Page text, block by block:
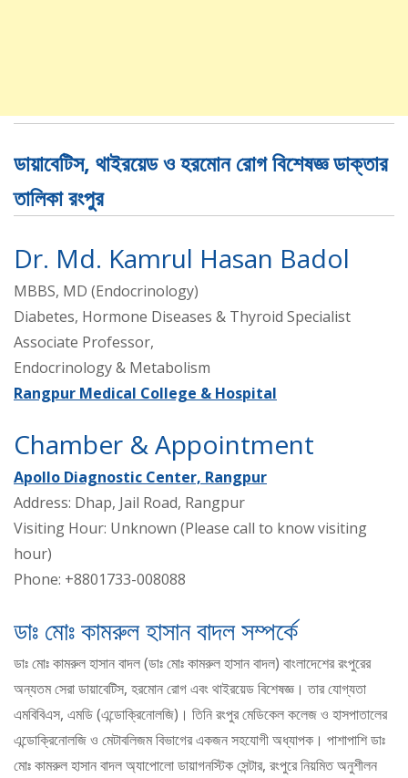
ডায়াবেটিস, থাইরয়েড ও হরমোন রোগ বিশেষজ্ঞ ডাক্তার
তালিকা রংপুর
Dr. Md. Kamrul Hasan Badol
MBBS, MD (Endocrinology)
Diabetes, Hormone Diseases & Thyroid Specialist
Associate Professor,
Endocrinology & Metabolism
Rangpur Medical College & Hospital
Chamber & Appointment
Apollo Diagnostic Center, Rangpur
Address: Dhap, Jail Road, Rangpur
Visiting Hour: Unknown (Please call to know visiting
hour)
Phone: +8801733-008088
ডাঃ মোঃ কামরুল হাসান বাদল সম্পর্কে
ডাঃ মোঃ কামরুল হাসান বাদল (ডাঃ মোঃ কামরুল হাসান বাদল) বাংলাদেশের রংপুরের
অন্যতম সেরা ডায়াবেটিস, হরমোন রোগ এবং থাইরয়েড বিশেষজ্ঞ। তার যোগ্যতা
এমবিবিএস, এমডি (এন্ডোক্রিনোলজি)। তিনি রংপুর মেডিকেল কলেজ ও হাসপাতালের
এন্ডোক্রিনোলজি ও মেটাবলিজম বিভাগের একজন সহযোগী অধ্যাপক। পাশাপাশি ডাঃ
মোঃ কামরুল হাসান বাদল অ্যাপোলো ডায়াগনস্টিক সেন্টার, রংপুরে নিয়মিত অনুশীলন